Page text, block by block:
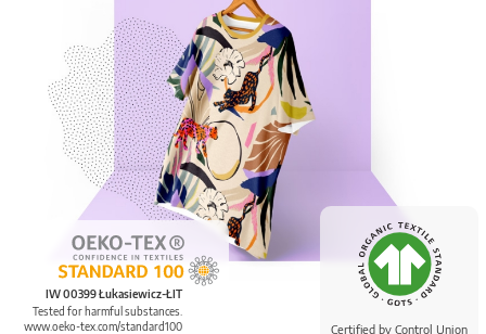
Certified by Control Union
IW 00399 Łukasiewicz-ŁIT
Tested for harmful substances.
www.oeko-tex.com/standard100